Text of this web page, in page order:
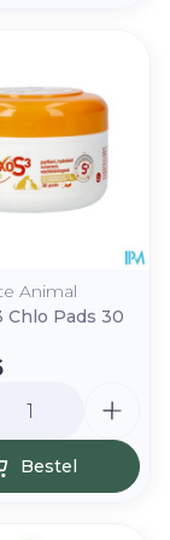
Animal
Chlo Pads 30
Bestel